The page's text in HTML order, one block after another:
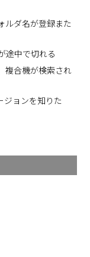
ルダ名が登録また
途中で切れる
複合機が検索され
ジョンを知りた